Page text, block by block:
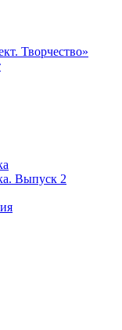
Творчество»
Выпуск 2